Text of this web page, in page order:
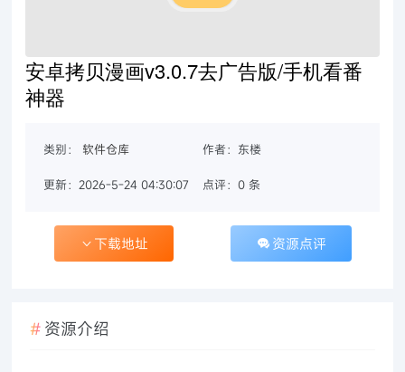
安卓拷贝漫画v3.0.7去广告版/手机看番
神器
类别： 软件仓库 作者：东楼
更新：2026-5-24 04:30:07 点评：0 条
下载地址 资源点评
资源介绍